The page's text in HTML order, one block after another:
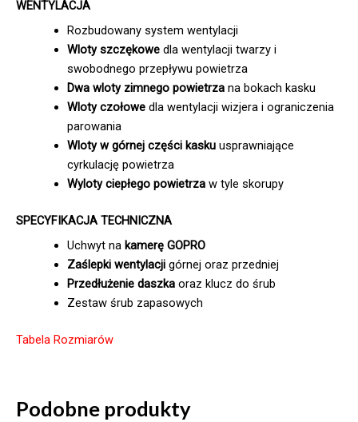
WENTYLACJA
Rozbudowany system wentylacji
Wloty szczękowe dla wentylacji twarzy i
swobodnego przepływu powietrza
Dwa wloty zimnego powietrza na bokach kasku
Wloty czołowe dla wentylacji wizjera i ograniczenia
parowania
Wloty w górnej części kasku usprawniające
cyrkulację powietrza
Wyloty ciepłego powietrza w tyle skorupy
SPECYFIKACJA TECHNICZNA
Uchwyt na kamerę GOPRO
Zaślepki wentylacji górnej oraz przedniej
Przedłużenie daszkaoraz klucz do śrub
Zestaw śrub zapasowych
Tabela Rozmiarów
Podobne produkty